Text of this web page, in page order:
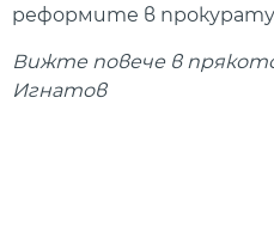
реформите в
Вижте повече в
Игнатов